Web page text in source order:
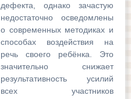
дефекта, однако зачастую
недостаточно осведомлены
о современных методиках и
способах воздействия на
речь своего ребёнка. Это
значительно снижает
результативность усилий
всех участников